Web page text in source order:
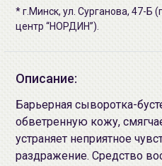
* г.Минск, ул. Сурганова, 47-Б
центр “НОРДИН”).
Описание:
Барьерная сыворотка-
обветренную кожу,
устраняет неприятное
раздражение. Средство